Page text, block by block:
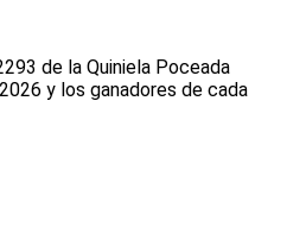
de la Quiniela Poceada
y los ganadores de cada